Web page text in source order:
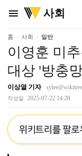
menu
위
키
리
사회
홈 사회 일반
이영훈 미
대상 '방충
이상열 기자
작성일 2025-07-22 14:28
위키트리를 팔로